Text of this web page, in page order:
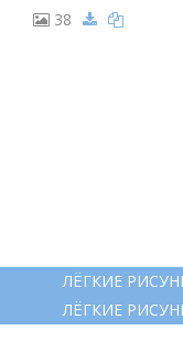
38
ЛЁГКИЕ
ЛЁГКИЕ